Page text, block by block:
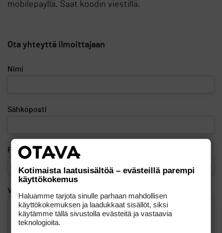
mobilepayllä. Saat koodin viestillä.
Ota yhteyttä ilmoittajaan
Nimi
Sähköposti
Puhelinnumero (esim. 040 123 4567)
Viesti
Kotimaista laatusisältöä – evästeillä parempi
käyttökokemus
Haluamme tarjota sinulle parhaan mahdollisen
käyttökokemuksen ja laadukkaat sisällöt, siksi
käytämme tällä sivustolla evästeitä ja vastaavia
teknologioita.